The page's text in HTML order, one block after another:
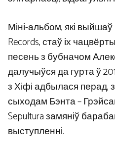
Міні-альбом, які
Records, стаў іх
песень з бубначом
далучыўся да гурта ў
з Хіфі адбылася
сыходам Бэнта –
Sepultura замяніў
выступленні.